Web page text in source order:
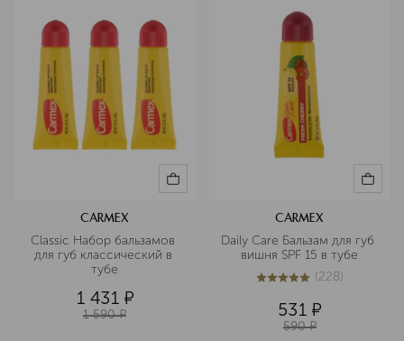
CARMEX
Classic Набор бальзамов
для губ классический в
тубе
1 431 ¤
1 590 ¤
CARMEX
Daily Care Бальзам для губ
вишня SPF 15 в тубе
5из 5228 (228)
531 ¤
590 ¤